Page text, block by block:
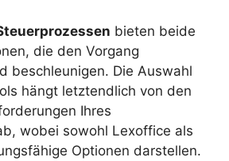
bieten beide
die den Vorgang
beschleunigen. Die Auswahl
hängt letztendlich von den
Ihres
wobei sowohl Lexoffice als
Optionen darstellen.